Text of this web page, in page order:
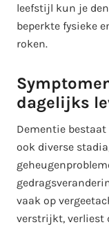
leefstijl kun je
beperkte fysieke
roken.
dagelijks
Dementie
ook diverse
vaak op
verstrijkt, verliest